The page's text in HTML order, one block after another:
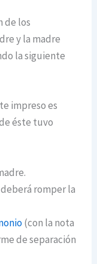
de los
y la madre
la siguiente
impreso es
éste tuvo
romper la
(con la nota
de separación